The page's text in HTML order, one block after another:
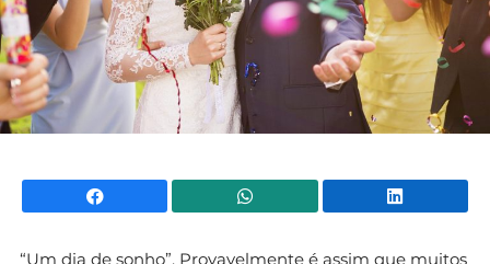
Facebook WhatsApp
“Um dia de sonho”. Provavelmente é assim que muitos